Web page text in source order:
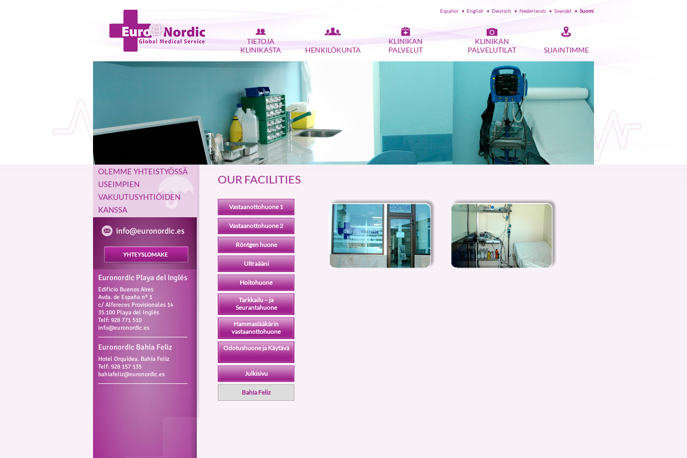
Español • English • Deutsch • Nederlands • Svenskt • Suomi
TIETOJA
KLINIKASTA
HENKILÖKUNTA
KLINIKAN
PALVELUT
KLINIKAN
PALVELUTILAT
SIJAINTIMME
OLEMME YHTEISTYÖSSÄ
USEIMPIEN
VAKUUTUSYHTIÖIDEN
KANSSA
info@euronordic.es
Euronordic Playa del Inglés
Edificio Buenos Aires
Avda. de España nº 1
c/ Alfereces Provisionales 14
35.100 Playa del Inglés
Telf: 928 771 510
info@euronordic.es
Euronordic Bahía Feliz
Hotel Orquídea. Bahía Feliz
Telf: 928 157 135
bahiafeliz@euronordic.es
OUR FACILITIES
Vastaanottohuone 1
Vastaanottohuone 2
Röntgen huone
Ultraääni
Hoitohuone
Tarkkailu – ja
Seurantahuone
Hammaslääkärin
vastaanottohuone
Odotushuone ja Käytävä
Julkisivu
Bahía Feliz